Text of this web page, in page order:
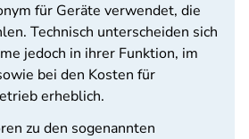
für Geräte verwendet, die
Technisch unterscheiden sich
jedoch in ihrer Funktion, im
bei den Kosten für
erheblich.
zu den sogenannten